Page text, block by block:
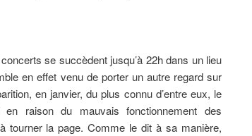
se succèdent jusqu’à 22h dans un lieu
en effet venu de porter un autre regard sur
en janvier, du plus connu d’entre eux, le
en raison du mauvais fonctionnement des
tourner la page. Comme le dit à sa manière,